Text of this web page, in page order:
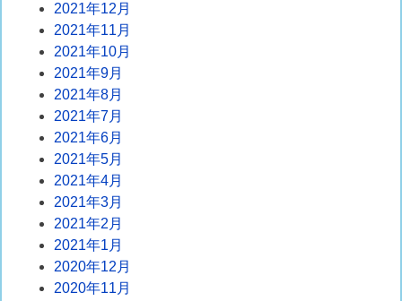
2021年12月
2021年11月
2021年10月
2021年9月
2021年8月
2021年7月
2021年6月
2021年5月
2021年4月
2021年3月
2021年2月
2021年1月
2020年12月
2020年11月